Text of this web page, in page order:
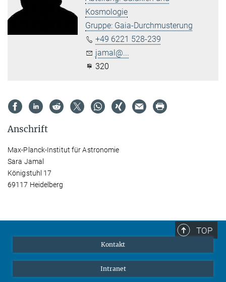
Kosmologie
Gruppe: Gaia-Durchmusterung
+49 6221 528-239
jamal@...
320
Anschrift
Max-Planck-Institut für Astronomie
Sara Jamal
Königstuhl 17
69117 Heidelberg
TOP
Kontakt
Intranet